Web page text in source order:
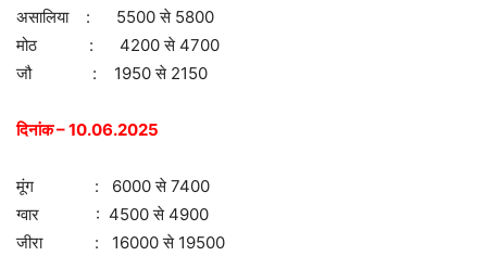
असालिया : 5500 से 5800
मोठ : 4200 से 4700
जौ : 1950 से 2150
दिनांक – 10.06.2025
मूंग : 6000 से 7400
ग्वार : 4500 से 4900
जीरा : 16000 से 19500